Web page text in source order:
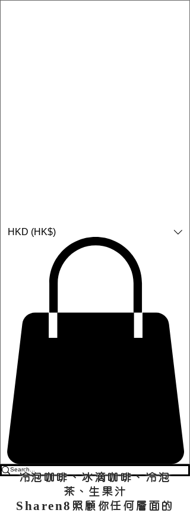
HKD (HK$)
​冷泡咖啡、冰滴咖啡、冷泡
茶、生果汁
Sharen8照顧你任何層面的